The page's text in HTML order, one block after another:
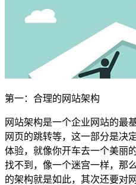
第一：合理的网站架构
网站架构是一个企业网站的最
网页的跳转等，这一部分是决
体验，就像你开车去一个美丽
找不到，像一个迷宫一样，那
的架构就是如此，其次还要对